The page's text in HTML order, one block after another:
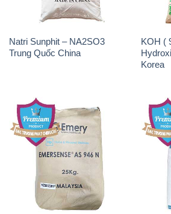
Natri Sunphit – NA2SO3
Trung Quốc China
KOH (
Korea